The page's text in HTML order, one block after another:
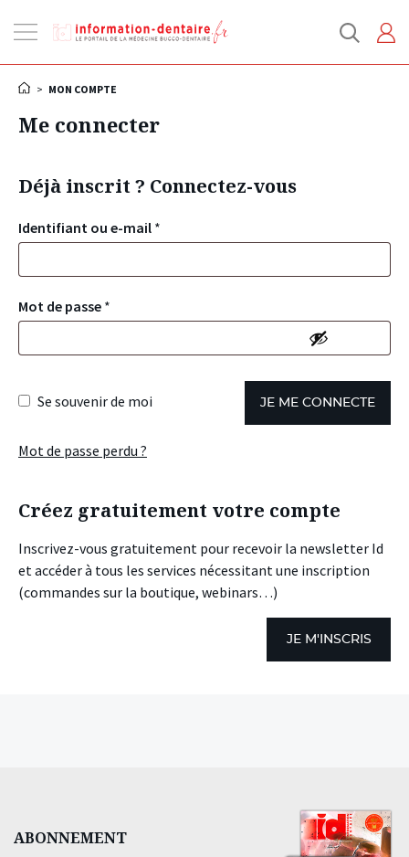
la
> MON COMPTE
Me connecter
Déjà inscrit ? Connectez-vous
Identifiant ou e-mail *
Mot de passe *
Se souvenir de moi JE ME CONNECTE
Mot de passe perdu ?
Créez gratuitement votre compte
Inscrivez-vous gratuitement pour recevoir la newsletter Id
et accéder à tous les services nécessitant une inscription
(commandes sur la boutique, webinars…)
JE M'INSCRIS
ABONNEMENT